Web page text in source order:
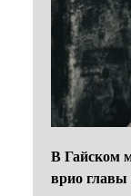
В Гайском
врио главы